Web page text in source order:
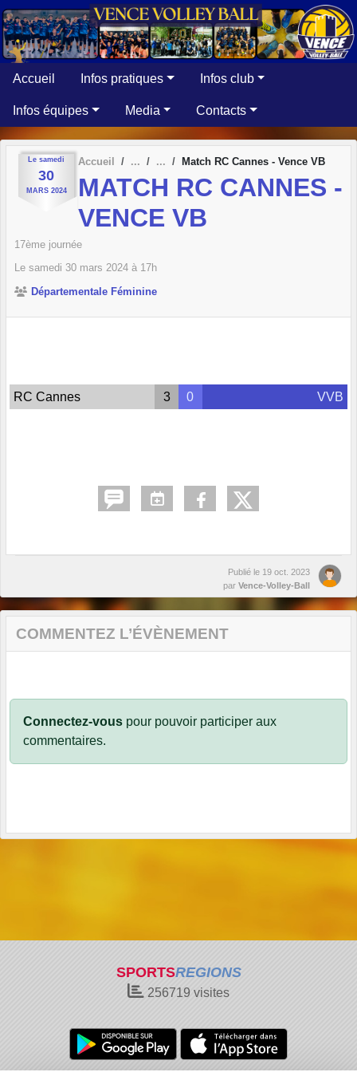
Accueil Infos pratiques Infos club
Infos équipes Media Contacts
Le samedi
30
MARS 2024
Accueil Match RC Cannes - Vence VB
MATCH RC CANNES -
VENCE VB
17ème journée
Le samedi 30 mars 2024 à 17h
Départementale Féminine
RC Cannes 3 0 VVB
Publié le 19 oct. 2023
par Vence-Volley-Ball
COMMENTEZ L’ÉVÈNEMENT
Connectez-vous pour pouvoir participer aux
commentaires.
SPORTSREGIONS
256719 visites
Panneau de gestion des cookies